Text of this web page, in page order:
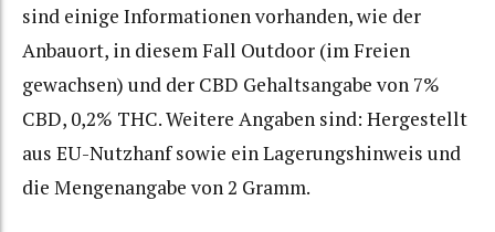
sind einige Informationen vorhanden, wie der
Anbauort, in diesem Fall Outdoor (im Freien
gewachsen) und der CBD Gehaltsangabe von 7%
CBD, 0,2% THC. Weitere Angaben sind: Hergestellt
aus EU-Nutzhanf sowie ein Lagerungshinweis und
die Mengenangabe von 2 Gramm.